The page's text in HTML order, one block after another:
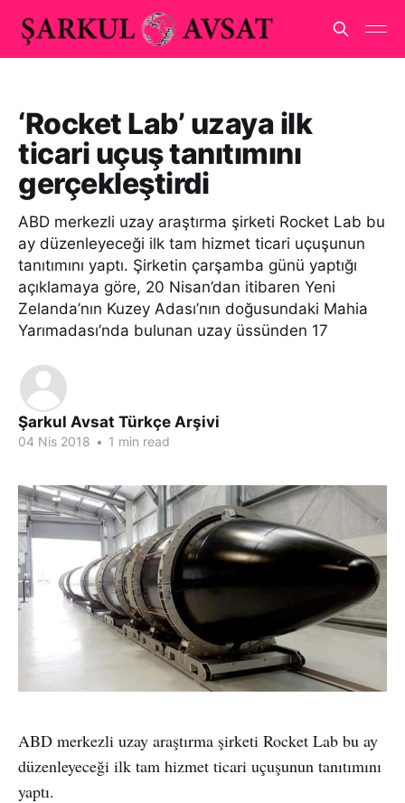
‘Rocket Lab’ uzaya ilk
ticari uçuş tanıtımını
gerçekleştirdi
ABD merkezli uzay araştırma şirketi Rocket Lab bu
ay düzenleyeceği ilk tam hizmet ticari uçuşunun
tanıtımını yaptı. Şirketin çarşamba günü yaptığı
açıklamaya göre, 20 Nisan’dan itibaren Yeni
Zelanda’nın Kuzey Adası’nın doğusundaki Mahia
Yarımadası’nda bulunan uzay üssünden 17
Şarkul Avsat Türkçe Arşivi
04 Nis 2018 • 1 min read
ABD merkezli uzay araştırma şirketi Rocket Lab bu ay
düzenleyeceği ilk tam hizmet ticari uçuşunun tanıtımını
yaptı.